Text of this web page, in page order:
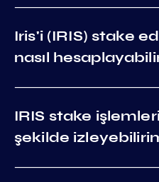
Iris'i (IRIS) stake
nasıl
IRIS stake
şekilde